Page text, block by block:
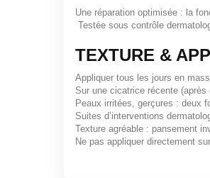
Une réparation optimisée : la
Testée sous contrôle
TEXTURE &
Appliquer tous les jours en
Sur une cicatrice récente
Peaux irritées, gerçures : deux
Suites d’interventions
Texture agréable : pansement
Ne pas appliquer directement